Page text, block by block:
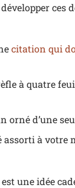
ces
citation qui
à quatre
d’une
à
une idée